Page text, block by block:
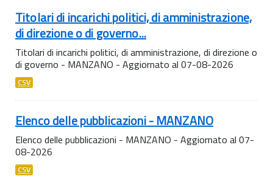
Titolari di incarichi politici, di amministrazione,
di direzione o di governo...
Titolari di incarichi politici, di amministrazione, di direzione o
di governo - MANZANO - Aggiornato al 07-08-2026
CSV
Elenco delle pubblicazioni - MANZANO
Elenco delle pubblicazioni - MANZANO - Aggiornato al 07-
08-2026
CSV